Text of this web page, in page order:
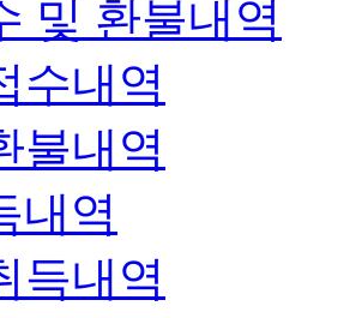
및 환불내역
수내역
불내역
내역
득내역